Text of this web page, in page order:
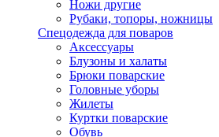
Ножи другие
Рубаки, топоры, ножницы
Спецодежда для поваров
Аксессуары
Блузоны и халаты
Брюки поварские
Головные уборы
Жилеты
Куртки поварские
Обувь